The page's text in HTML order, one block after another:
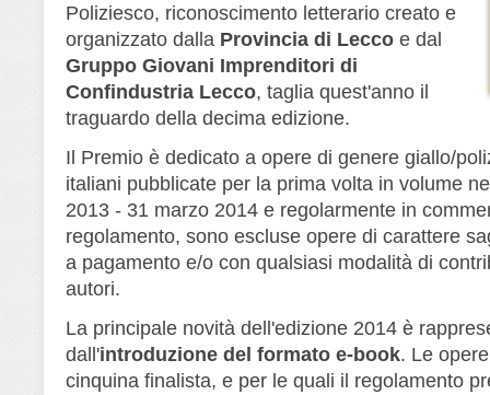
Poliziesco, riconoscimento letterario creato e
organizzato dalla Provincia di Lecco e dal
Gruppo Giovani Imprenditori di
Confindustria Lecco, taglia quest'anno il
traguardo della decima edizione.
Il Premio è dedicato a opere di genere giallo/
italiani pubblicate per la prima volta in volume
2013 - 31 marzo 2014 e regolarmente in
regolamento, sono escluse opere di carattere
a pagamento e/o con qualsiasi modalità di
autori.
La principale novità dell'edizione 2014 è
dall'introduzione del formato e-book. Le
cinquina finalista, e per le quali il regolamento